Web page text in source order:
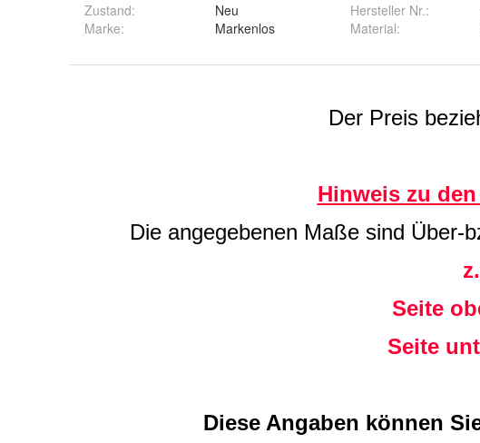
Zustand:
Neu
Marke:
Markenlos
Hersteller Nr.:
Material: